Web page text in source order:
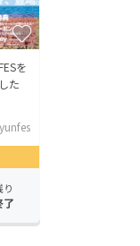
を
た
り
了